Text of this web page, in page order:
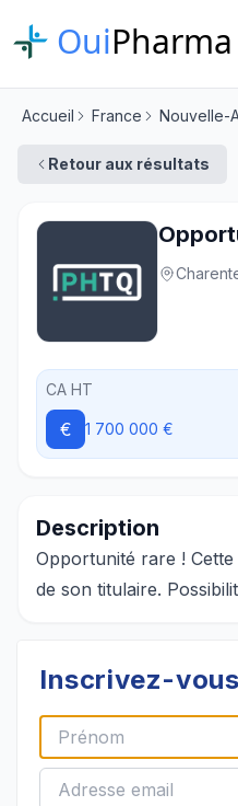
OuiPharma
Accueil France Nouvelle-
Retour aux résultats
CA HT
€ 1 700 000 €
Description
Opportunité rare !
de son titulaire.
Inscrivez-